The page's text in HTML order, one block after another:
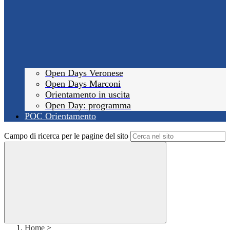
Open Days Veronese
Open Days Marconi
Orientamento in uscita
Open Day: programma
POC Orientamento
Campo di ricerca per le pagine del sito
Home >